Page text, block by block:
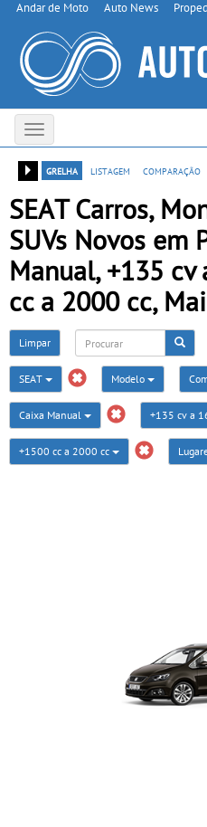
Andar de Moto Auto News
Toggle
navigation
grelha
listagem comparação
SEAT Carros,
SUVs Novos em
Manual, +135 cv
cc a 2000 cc,
Limpar
SEAT Modelo
Caixa Manual +135 cv a
+1500 cc a 2000 cc